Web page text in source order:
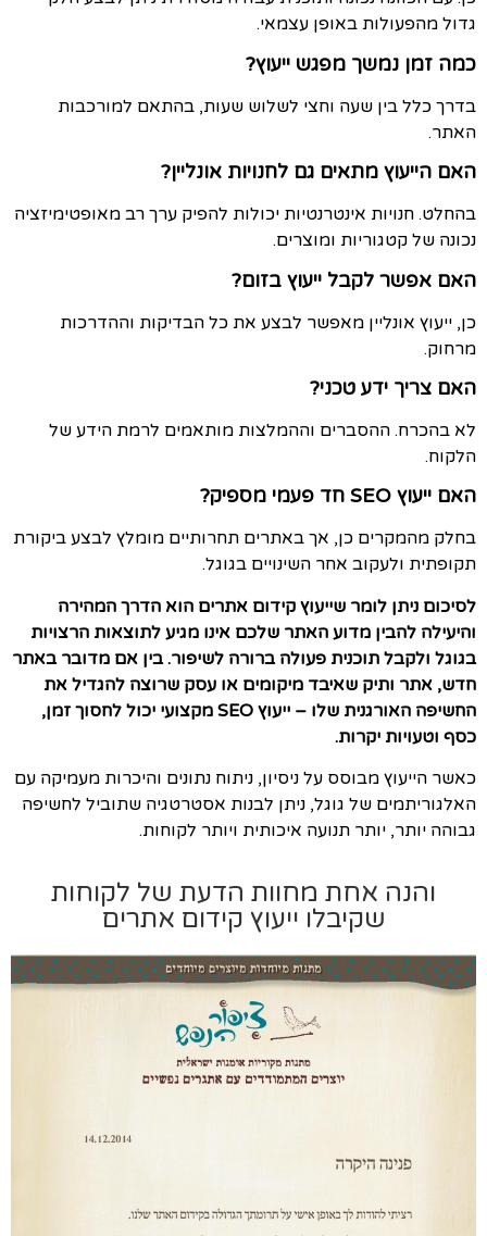
גדול מהפעולות באופן עצמאי.
כמה זמן נמשך מפגש ייעוץ?
בדרך כלל בין שעה וחצי לשלוש שעות, בהתאם למורכבות
האתר.
האם הייעוץ מתאים גם לחנויות אונליין?
בהחלט. חנויות אינטרנטיות יכולות להפיק ערך רב מאופטימיזציה
נכונה של קטגוריות ומוצרים.
האם אפשר לקבל ייעוץ בזום?
כן, ייעוץ אונליין מאפשר לבצע את כל הבדיקות וההדרכות
מרחוק.
האם צריך ידע טכני?
לא בהכרח. ההסברים וההמלצות מותאמים לרמת הידע של
הלקוח.
האם ייעוץ SEO חד פעמי מספיק?
בחלק מהמקרים כן, אך באתרים תחרותיים מומלץ לבצע ביקורת
תקופתית ולעקוב אחר השינויים בגוגל.
לסיכום ניתן לומר שייעוץ קידום אתרים הוא הדרך המהירה
והיעילה להבין מדוע האתר שלכם אינו מגיע לתוצאות הרצויות
בגוגל ולקבל תוכנית פעולה ברורה לשיפור. בין אם מדובר באתר
חדש, אתר ותיק שאיבד מיקומים או עסק שרוצה להגדיל את
החשיפה האורגנית שלו – ייעוץ SEO מקצועי יכול לחסוך זמן,
כסף וטעויות יקרות.
כאשר הייעוץ מבוסס על ניסיון, ניתוח נתונים והיכרות מעמיקה עם
האלגוריתמים של גוגל, ניתן לבנות אסטרטגיה שתוביל לחשיפה
גבוהה יותר, יותר תנועה איכותית ויותר לקוחות.
והנה אחת מחוות הדעת של לקוחות
שקיבלו ייעוץ קידום אתרים